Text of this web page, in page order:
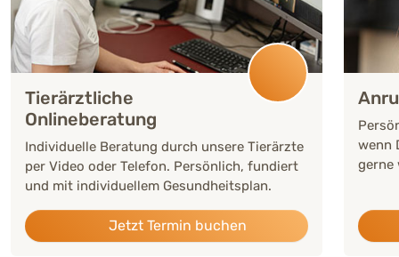
Tierärztliche
Onlineberatung
Individuelle Beratung durch unsere Tierärzte
per Video oder Telefon. Persönlich, fundiert
und mit individuellem Gesundheitsplan.
Jetzt Termin buchen
wenn
gerne